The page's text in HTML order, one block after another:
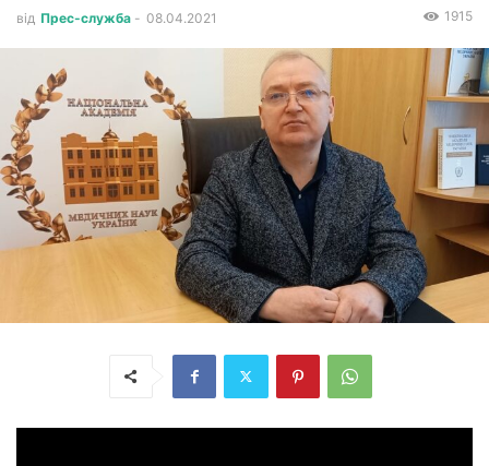
від Прес-служба - 08.04.2021 1915